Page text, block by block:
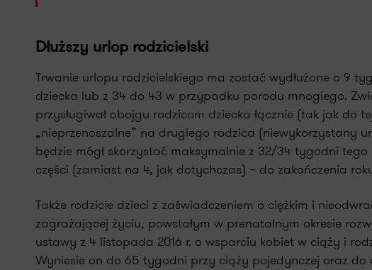
Dłuższy urlop rodzicielski
Trwanie urlopu rodzicielskiego ma zostać wydłużone o 9
dziecka lub z 34 do 43 w przypadku porodu mnogiego.
przysługiwał obojgu rodzicom dziecka łącznie (tak jak
„nieprzenoszalne” na drugiego rodzica (niewykorzystany
będzie mógł skorzystać maksymalnie z 32/34 tygodni
części (zamiast na 4, jak dotychczas) – do zakończenia
Także rodzicie dzieci z zaświadczeniem o ciężkim i
zagrażającej życiu, powstałym w prenatalnym okresie
ustawy z 4 listopada 2016 r. o wsparciu kobiet w ciąży i
Wyniesie on do 65 tygodni przy ciąży pojedynczej oraz